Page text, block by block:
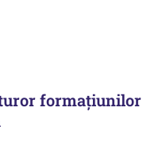
formațiunilor